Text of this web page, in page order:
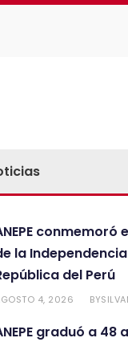
conmemoró
la
del Perú
4, 2026 BY
graduó a 48